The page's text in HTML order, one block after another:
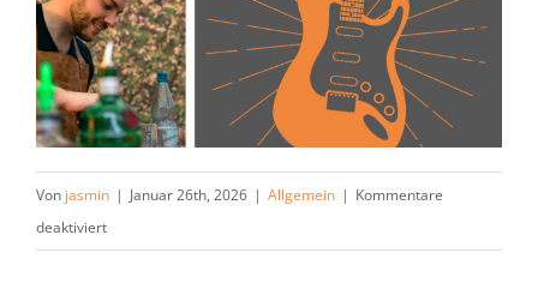
Von jasmin | Januar 26th, 2026 | Allgemein | Kommentare
deaktiviertfür